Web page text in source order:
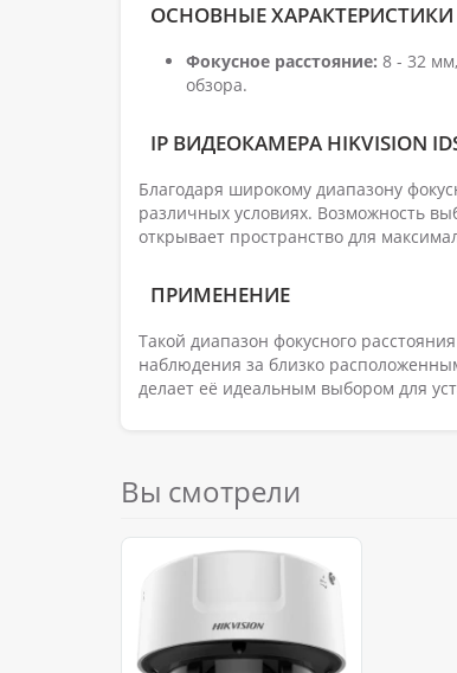
ОСНОВНЫЕ ХАРАКТЕРИСТИКИ
Фокусное расстояние: 8 - 32
обзора.
IP ВИДЕОКАМЕРА HIKVISION
Благодаря широкому диапазону
различных условиях. Возможность
открывает пространство для
ПРИМЕНЕНИЕ
Такой диапазон фокусного
наблюдения за близко
делает её идеальным выбором для
Вы смотрели